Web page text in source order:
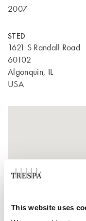
This website uses
2007
STED
1621 S Randall Road
60102
Algonquin, IL
USA